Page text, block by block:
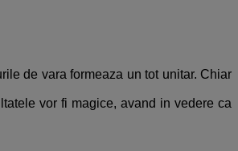
de vara formeaza un tot unitar. Chiar
vor fi magice, avand in vedere ca